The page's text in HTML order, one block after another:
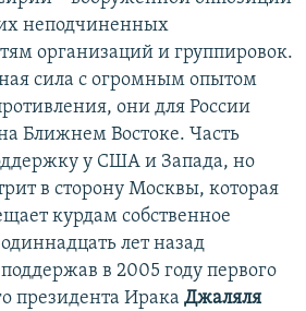
неподчиненных
организаций и группировок.
сила с огромным опытом
они для России
Ближнем Востоке. Часть
у США и Запада, но
в сторону Москвы, которая
курдам собственное
лет назад
в 2005 году первого
президента Ирака Джаляля